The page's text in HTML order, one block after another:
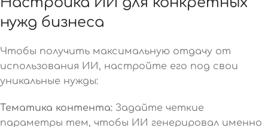
нужд бизнеса
Чтобы получить максимальную отдачу от
использования ИИ, настройте его под свои
уникальные нужды:
Тематика контента: Задайте четкие
параметры тем, чтобы ИИ генерировал именно